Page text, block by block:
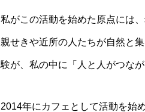
私がこの活動を始めた原点には
親せきや近所の人たちが自然と
験が、私の中に「人と人がつな
2014年にカフェとして活動を始